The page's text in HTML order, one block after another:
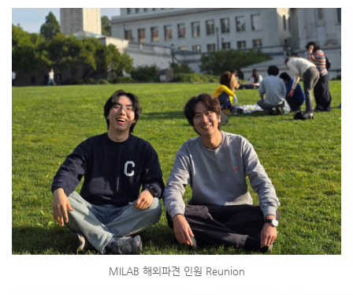
MILAB 해외파견 인원 Reunion